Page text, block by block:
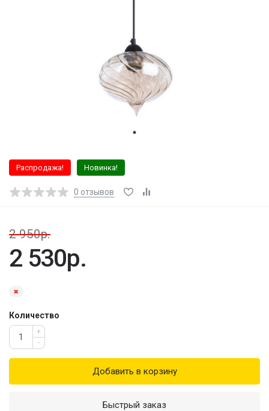
Распродажа! Новинка!
0 отзывов
2 950р.
2 530р.
Количество
+
-
Добавить в корзину
Быстрый заказ